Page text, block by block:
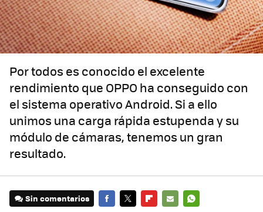
Por todos es conocido el excelente
rendimiento que OPPO ha conseguido con
el sistema operativo Android. Si a ello
unimos una carga rápida estupenda y su
módulo de cámaras, tenemos un gran
resultado.
Sin comentarios